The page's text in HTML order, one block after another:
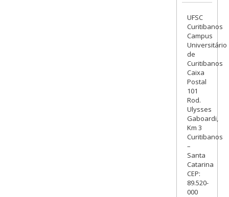
UFSC
Curitibanos
Campus
Universitário
de
Curitibanos
Caixa
Postal
101
Rod.
Ulysses
Gaboardi,
Km 3
Curitibanos
–
Santa
Catarina
CEP:
89.520-
000